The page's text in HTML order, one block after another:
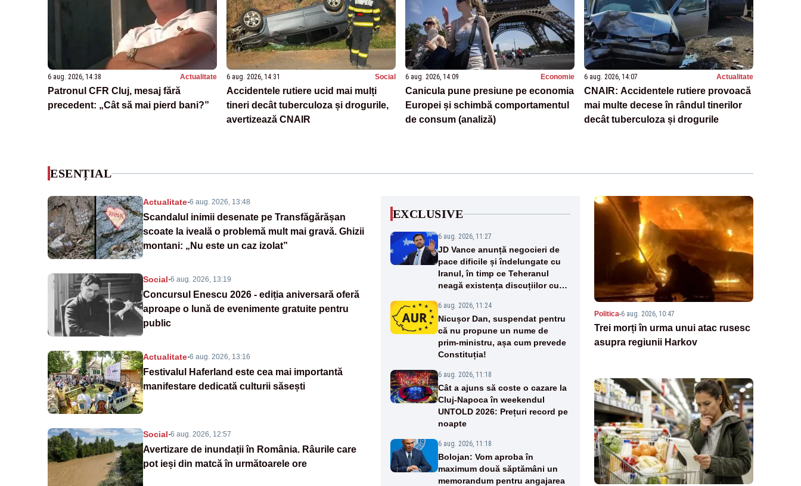
6 aug. 2026, 14:38 Actualitate
Patronul CFR Cluj, mesaj fără
precedent: „Cât să mai pierd bani?”
6 aug. 2026, 14:31 Social
Accidentele rutiere ucid mai mulți
tineri decât tuberculoza și drogurile,
avertizează CNAIR
6 aug. 2026, 14:09 Economie
Canicula pune presiune pe economia
Europei și schimbă comportamentul
de consum (analiză)
6 aug. 2026, 14:07 Actualitate
CNAIR: Accidentele rutiere provoacă
mai multe decese în rândul tinerilor
decât tuberculoza și drogurile
ESENȚIAL
Actualitate-6 aug. 2026, 13:48
Scandalul inimii desenate pe Transfăgărășan
scoate la iveală o problemă mult mai gravă. Ghizii
montani: „Nu este un caz izolat”
Social-6 aug. 2026, 13:19
Concursul Enescu 2026 - ediția aniversară oferă
aproape o lună de evenimente gratuite pentru
public
Actualitate-6 aug. 2026, 13:16
Festivalul Haferland este cea mai importantă
manifestare dedicată culturii săsești
Social-6 aug. 2026, 12:57
Avertizare de inundații în România. Râurile care
pot ieși din matcă în următoarele ore
EXCLUSIVE
6 aug. 2026, 11:27
JD Vance anunță negocieri de
pace dificile și îndelungate cu
Iranul, în timp ce Teheranul
neagă existența discuțiilor cu
6 aug. 2026, 11:24
Nicușor Dan, suspendat pentru
că nu propune un nume de
prim-ministru, așa cum prevede
Constituția!
6 aug. 2026, 11:18
Cât a ajuns să coste o cazare la
Cluj-Napoca în weekendul
UNTOLD 2026: Prețuri record pe
noapte
6 aug. 2026, 11:18
Bolojan: Vom aproba în
maximum două săptămâni un
memorandum pentru angajarea
Politica-6 aug. 2026, 10:47
Trei morți în urma unui atac rusesc
asupra regiunii Harkov